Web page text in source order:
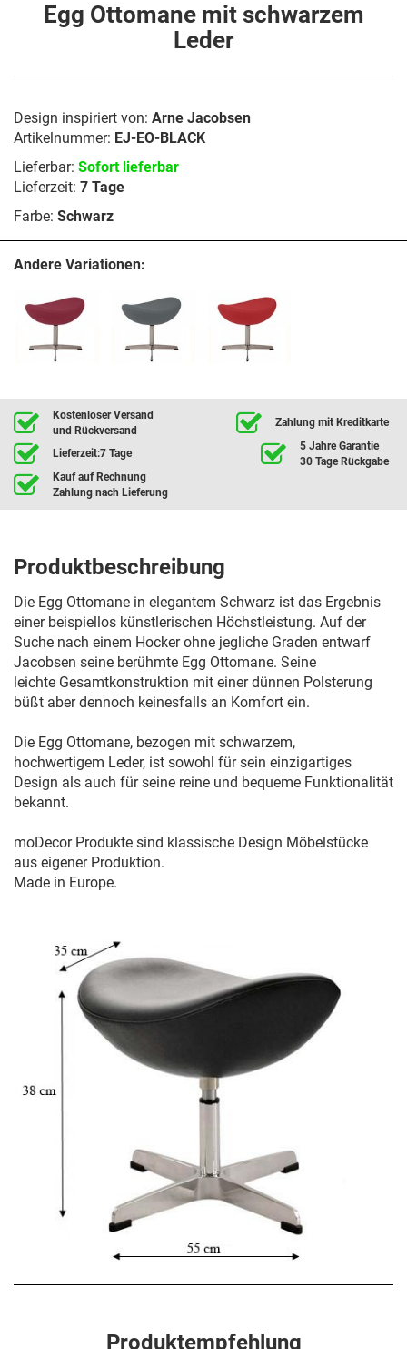
Egg Ottomane mit schwarzem
Leder
Design inspiriert von: Arne Jacobsen
Artikelnummer: EJ-EO-BLACK
Lieferbar: Sofort lieferbar
Lieferzeit: 7 Tage
Farbe: Schwarz
Andere Variationen:
Kostenloser Versand
und Rückversand
Zahlung mit Kreditkarte
Lieferzeit:7 Tage
5 Jahre Garantie
30 Tage Rückgabe
Kauf auf Rechnung
Zahlung nach Lieferung
Produktbeschreibung
Die Egg Ottomane in elegantem Schwarz ist das Ergebnis
einer beispiellos künstlerischen Höchstleistung. Auf der
Suche nach einem Hocker ohne jegliche Graden entwarf
Jacobsen seine berühmte Egg Ottomane. Seine
leichte Gesamtkonstruktion mit einer dünnen Polsterung
büßt aber dennoch keinesfalls an Komfort ein.
Die Egg Ottomane, bezogen mit schwarzem,
hochwertigem Leder, ist sowohl für sein einzigartiges
Design als auch für seine reine und bequeme Funktionalität
bekannt.
moDecor Produkte sind klassische Design Möbelstücke
aus eigener Produktion.
Made in Europe.
Produktempfehlung